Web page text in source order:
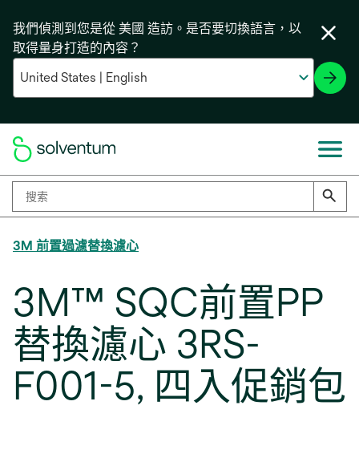
我們偵測到您是從 美國 造訪。是否要切換語言，以
取得量身打造的內容？
3M 前置過濾替換濾心
3M™ SQC前置PP
替換濾心 3RS-
F001-5, 四入促銷包